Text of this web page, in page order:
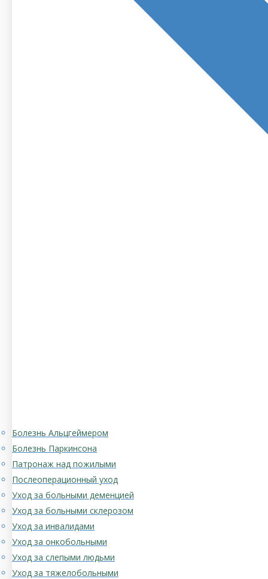
Болезнь Альцгеймером
Болезнь Паркинсона
Патронаж над пожилыми
Послеоперационный уход
Уход за больными деменцией
Уход за больными склерозом
Уход за инвалидами
Уход за онкобольными
Уход за слепыми людьми
Уход за тяжелобольными